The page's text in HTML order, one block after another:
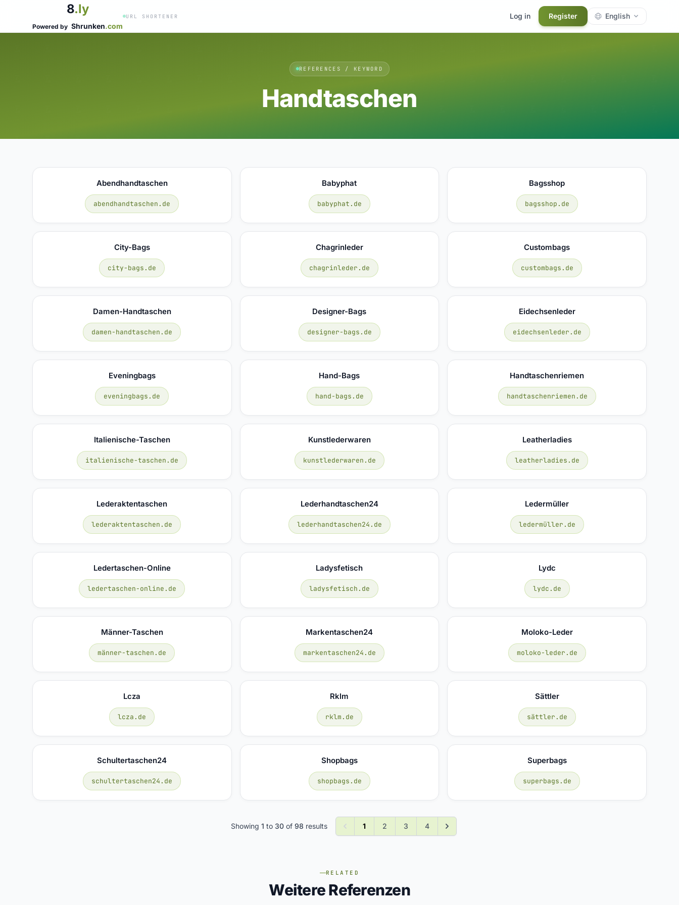
8.ly
Powered by Shrunken.com
URL SHORTENER Log in Register English
REFERENCES / KEYWORD
Handtaschen
Abendhandtaschen
abendhandtaschen.de
Babyphat
babyphat.de
Bagsshop
bagsshop.de
City-Bags
city-bags.de
Chagrinleder
chagrinleder.de
Custombags
custombags.de
Damen-Handtaschen
damen-handtaschen.de
Designer-Bags
designer-bags.de
Eidechsenleder
eidechsenleder.de
Eveningbags
eveningbags.de
Hand-Bags
hand-bags.de
Handtaschenriemen
handtaschenriemen.de
Italienische-Taschen
italienische-taschen.de
Kunstlederwaren
kunstlederwaren.de
Leatherladies
leatherladies.de
Lederaktentaschen
lederaktentaschen.de
Lederhandtaschen24
lederhandtaschen24.de
Ledermüller
ledermüller.de
Ledertaschen-Online
ledertaschen-online.de
Ladysfetisch
ladysfetisch.de
Lydc
lydc.de
Männer-Taschen
männer-taschen.de
Markentaschen24
markentaschen24.de
Moloko-Leder
moloko-leder.de
Lcza
lcza.de
Rklm
rklm.de
Sättler
sättler.de
Schultertaschen24
schultertaschen24.de
Shopbags
shopbags.de
Superbags
superbags.de
Showing 1 to 30of 98 results 1 2 3 4
RELATED
Weitere Referenzen